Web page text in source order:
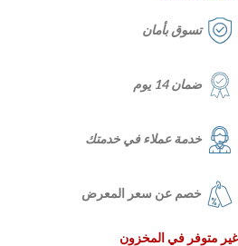
تسوق بأمان
ضمان 14 يوم
خدمة عملاء في خدمتك
خصم عن سعر المعرض
غير متوفر في المخزون